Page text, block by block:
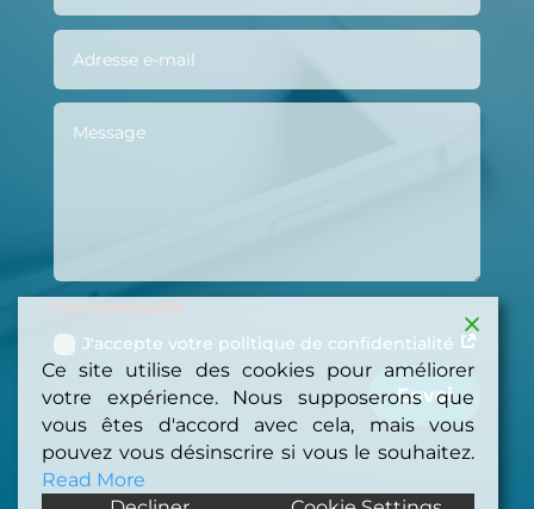
Confidentialité
J'accepte votre politique de confidentialité
Envoi
Ce site utilise des cookies pour améliorer
votre expérience. Nous supposerons que
vous êtes d'accord avec cela, mais vous
pouvez vous désinscrire si vous le souhaitez.
Read More